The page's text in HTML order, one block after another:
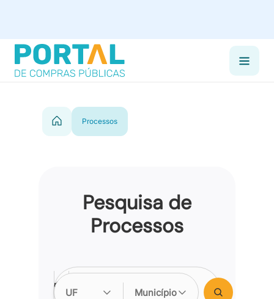
Processos
Pesquisa de
Processos
Processo:
Órgão:
UF Município